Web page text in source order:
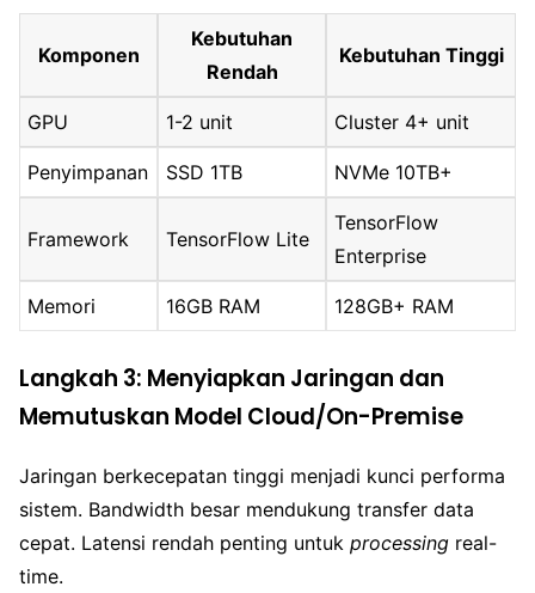
Komponen
Kebutuhan
Rendah
Kebutuhan Tinggi
GPU 1-2 unit Cluster 4+ unit
Penyimpanan SSD 1TB NVMe 10TB+
Framework TensorFlow Lite
TensorFlow
Enterprise
Memori 16GB RAM 128GB+ RAM
Langkah 3: Menyiapkan Jaringan dan
Memutuskan Model Cloud/On-Premise
Jaringan berkecepatan tinggi menjadi kunci performa
sistem. Bandwidth besar mendukung transfer data
cepat. Latensi rendah penting untuk processing real-
time.